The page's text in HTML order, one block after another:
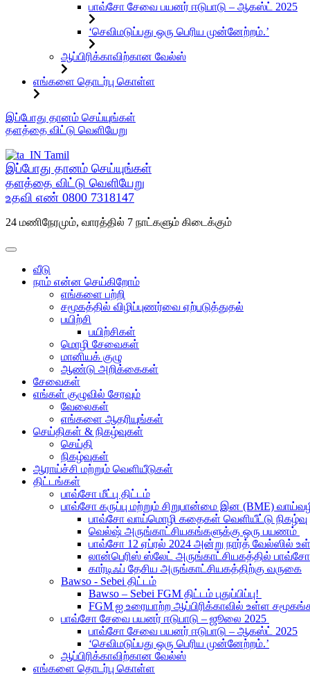
பாவ்சோ சேவை பயனர் ஈடுபாடு – ஆகஸ்ட் 2025
‘செவிமடுப்பது ஒரு பெரிய முன்னேற்றம்.’
ஆப்பிரிக்காவிற்கான வேல்ஸ்
எங்களை தொடர்பு கொள்ள
உள்ளடக்கத்திற்கு
செல்க
இப்போது தானம் செய்யுங்கள்
தளத்தை விட்டு வெளியேறு
Tamil
இப்போது தானம் செய்யுங்கள்
தளத்தை விட்டு வெளியேறு
உதவி எண் 0800 7318147
24 மணிநேரமும், வாரத்தில் 7 நாட்களும் கிடைக்கும்
வீடு
நாம் என்ன செய்கிறோம்
எங்களை பற்றி
சமூகத்தில் விழிப்புணர்வை ஏற்படுத்துதல்
பயிற்சி
பயிற்சிகள்
மொழி சேவைகள்
மானியக் குழு
ஆண்டு அறிக்கைகள்
சேவைகள்
எங்கள் குழுவில் சேரவும்
வேலைகள்
எங்களை ஆதரியுங்கள்
செய்திகள் & நிகழ்வுகள்
செய்தி
நிகழ்வுகள்
ஆராய்ச்சி மற்றும் வெளியீடுகள்
திட்டங்கள்
பாவ்சோ மீட்பு திட்டம்
பாவ்சோ கருப்பு மற்றும் சிறுபான்மை இன (BME)
பாவ்சோ வாய்மொழி கதைகள் வெளியீட்டு நிகழ்வு
வெல்ஷ் அருங்காட்சியகங்களுக்கு ஒரு பயணம்
பாவ்சோ 12 ஏப்ரல் 2024 அன்று நார்த் வேல்ஸில்
லான்பெரிஸ் ஸ்லேட் அருங்காட்சியகத்தில் பாவ்சோ
கார்டிஃப் தேசிய அருங்காட்சியகத்திற்கு வருகை
Bawso - Sebei திட்டம்
Bawso – Sebei FGM திட்டம் புதுப்பிப்பு!
FGM ஐ உரையாற்ற ஆப்பிரிக்காவில் உள்ள
பாவ்சோ சேவை பயனர் ஈடுபாடு – ஜூலை 2025
பாவ்சோ சேவை பயனர் ஈடுபாடு – ஆகஸ்ட் 2025
‘செவிமடுப்பது ஒரு பெரிய முன்னேற்றம்.’
ஆப்பிரிக்காவிற்கான வேல்ஸ்
எங்களை தொடர்பு கொள்ள